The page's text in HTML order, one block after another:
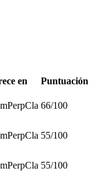
en Puntuación
PerpCla 66/100
PerpCla 55/100
PerpCla 55/100